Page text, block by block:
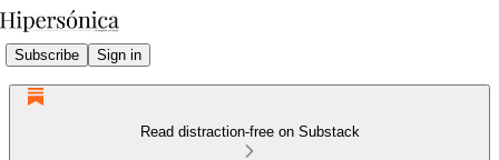
Subscribe Sign in
Read distraction-free on Substack